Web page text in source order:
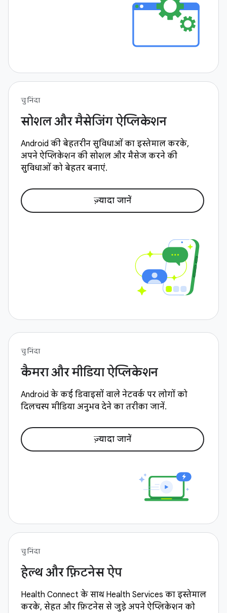
चुनिंदा
सोशल और मैसेजिंग ऐप्लिकेशन
Android की बेहतरीन सुविधाओं का इस्तेमाल करके,
अपने ऐप्लिकेशन की सोशल और मैसेज करने की
सुविधाओं को बेहतर बनाएं.
ज़्यादा जानें
चुनिंदा
कैमरा और मीडिया ऐप्लिकेशन
Android के कई डिवाइसों वाले नेटवर्क पर लोगों को
दिलचस्प मीडिया अनुभव देने का तरीका जानें.
ज़्यादा जानें
चुनिंदा
हेल्थ और फ़िटनेस ऐप
Health Connect के साथ Health Services का इस्तेमाल
करके, सेहत और फ़िटनेस से जुड़े अपने ऐप्लिकेशन को